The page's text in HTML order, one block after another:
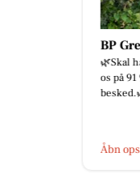
BP
🌿Skal
os på
Åbn